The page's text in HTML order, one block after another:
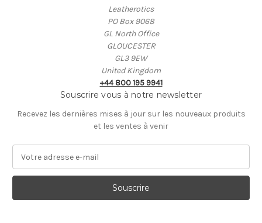
Leatherotics
PO Box 9068
GL North Office
GLOUCESTER
GL3 9EW
United Kingdom
+44 800 195 9941
Souscrire vous à notre newsletter
Recevez les dernières mises à jour sur les nouveaux produits
et les ventes à venir
r
s